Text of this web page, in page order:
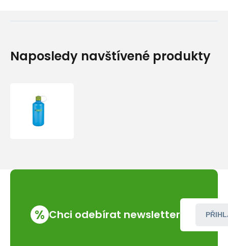
Naposledy navštívené produkty
% Chci odebírat newsletter